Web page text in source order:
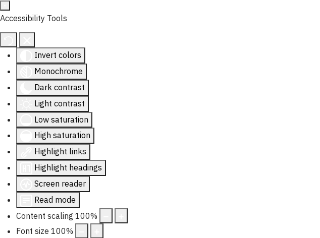
Accessibility Tools
Invert colors
Monochrome
Dark contrast
Light contrast
Low saturation
High saturation
Highlight links
Highlight headings
Screen reader
Read mode
Content scaling 100%
Font size 100%